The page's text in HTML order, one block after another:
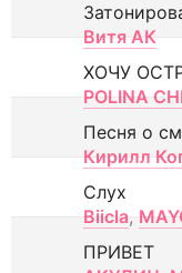
Витя АК
ХОЧУ
POLINA
Песня о
Кирилл
Слух
Biicla,
ПРИВЕТ